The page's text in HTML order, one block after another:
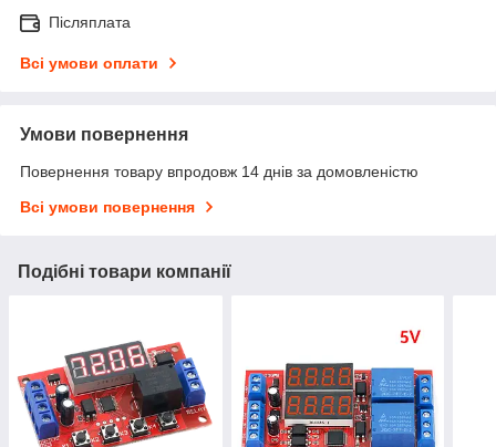
Післяплата
Всі умови оплати
Умови повернення
Повернення товару впродовж 14 днів за домовленістю
Всі умови повернення
Подібні товари компанії